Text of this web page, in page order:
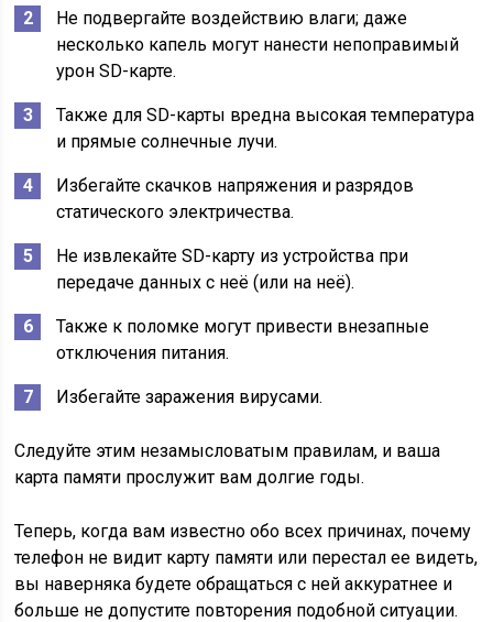
Не подвергайте воздействию влаги; даже
несколько капель могут нанести непоправимый
урон SD-карте.
Также для SD-карты вредна высокая температура
и прямые солнечные лучи.
Избегайте скачков напряжения и разрядов
статического электричества.
Не извлекайте SD-карту из устройства при
передаче данных с неё (или на неё).
Также к поломке могут привести внезапные
отключения питания.
Избегайте заражения вирусами.
Следуйте этим незамысловатым правилам, и ваша
карта памяти прослужит вам долгие годы.
Теперь, когда вам известно обо всех причинах, почему
телефон не видит карту памяти или перестал ее видеть,
вы наверняка будете обращаться с ней аккуратнее и
больше не допустите повторения подобной ситуации.